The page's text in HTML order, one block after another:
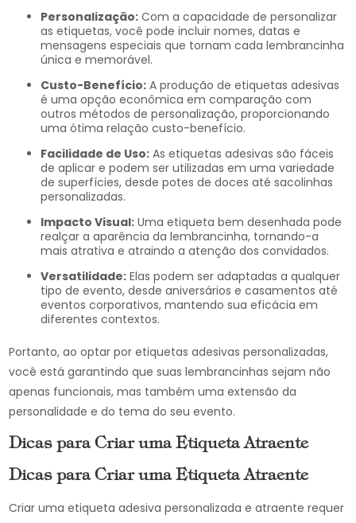
Personalização: Com a capacidade de personalizar
as etiquetas, você pode incluir nomes, datas e
mensagens especiais que tornam cada lembrancinha
única e memorável.
Custo-Benefício: A produção de etiquetas adesivas
é uma opção econômica em comparação com
outros métodos de personalização, proporcionando
uma ótima relação custo-benefício.
Facilidade de Uso: As etiquetas adesivas são fáceis
de aplicar e podem ser utilizadas em uma variedade
de superfícies, desde potes de doces até sacolinhas
personalizadas.
Impacto Visual: Uma etiqueta bem desenhada pode
realçar a aparência da lembrancinha, tornando-a
mais atrativa e atraindo a atenção dos convidados.
Versatilidade: Elas podem ser adaptadas a qualquer
tipo de evento, desde aniversários e casamentos até
eventos corporativos, mantendo sua eficácia em
diferentes contextos.
Portanto, ao optar por etiquetas adesivas personalizadas,
você está garantindo que suas lembrancinhas sejam não
apenas funcionais, mas também uma extensão da
personalidade e do tema do seu evento.
Dicas para Criar uma Etiqueta Atraente
Dicas para Criar uma Etiqueta Atraente
Criar uma etiqueta adesiva personalizada e atraente requer